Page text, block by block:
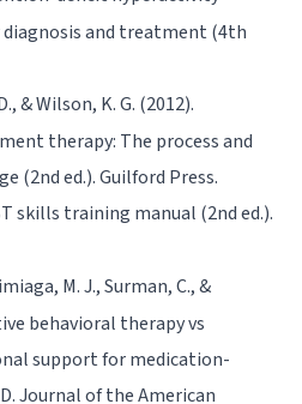
diagnosis and treatment (4th
& Wilson, K. G. (2012).
therapy: The process and
(2nd ed.). Guilford Press.
skills training manual (2nd ed.).
M. J., Surman, C., &
behavioral therapy vs
support for medication-
Journal of the American